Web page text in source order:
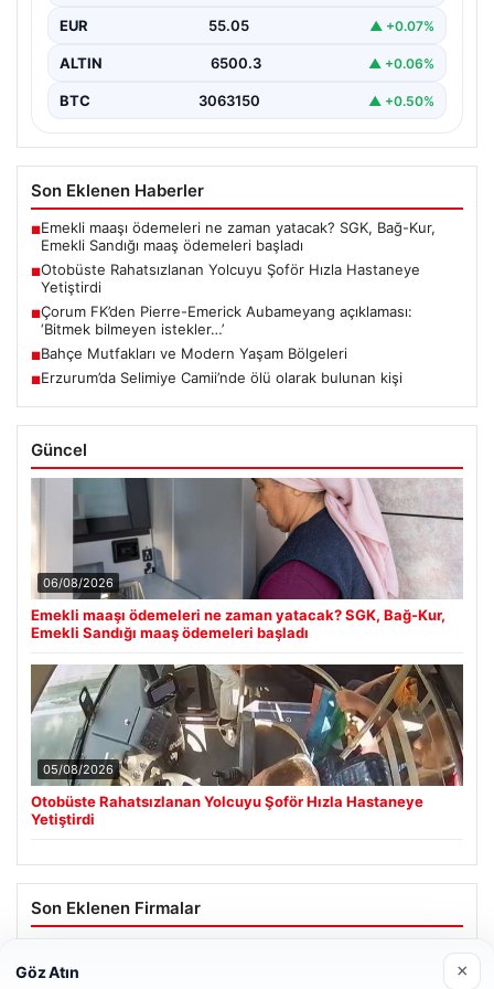
EUR 55.05 ▲ +0.07%
ALTIN 6500.3 ▲ +0.06%
BTC 3063150 ▲ +0.50%
Son Eklenen Haberler
■Emekli maaşı ödemeleri ne zaman yatacak? SGK, Bağ-Kur,
Emekli Sandığı maaş ödemeleri başladı
■Otobüste Rahatsızlanan Yolcuyu Şoför Hızla Hastaneye
Yetiştirdi
■Çorum FK’den Pierre-Emerick Aubameyang açıklaması:
‘Bitmek bilmeyen istekler…’
■Bahçe Mutfakları ve Modern Yaşam Bölgeleri
■Erzurum’da Selimiye Camii’nde ölü olarak bulunan kişi
Güncel
06/08/2026
Emekli maaşı ödemeleri ne zaman yatacak? SGK, Bağ-Kur,
Emekli Sandığı maaş ödemeleri başladı
05/08/2026
Otobüste Rahatsızlanan Yolcuyu Şoför Hızla Hastaneye
Yetiştirdi
Son Eklenen Firmalar
Enes Kaplan Avukatlık Bürosu
Göz Atın ×